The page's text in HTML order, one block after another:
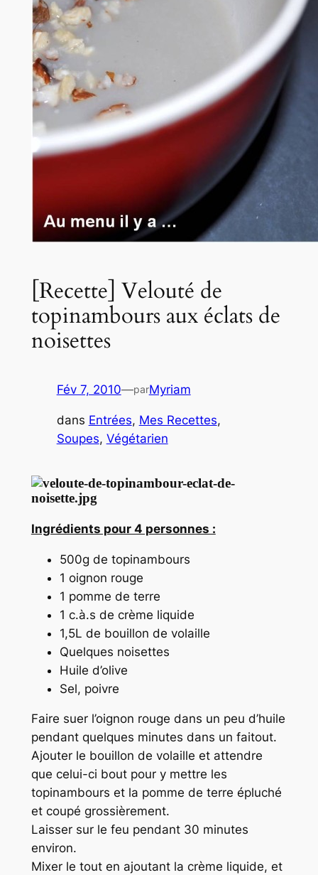
[Recette] Velouté de
topinambours aux éclats de
noisettes
Fév 7, 2010—parMyriam
dans Entrées, Mes Recettes
Soupes, Végétarien
Ingrédients pour 4 personnes :
500g de topinambours
1 oignon rouge
1 pomme de terre
1 c.à.s de crème liquide
1,5L de bouillon de volaille
Quelques noisettes
Huile d’olive
Sel, poivre
Faire suer l’oignon rouge dans un peu d’huile
pendant quelques minutes dans un faitout.
Ajouter le bouillon de volaille et attendre
que celui-ci bout pour y mettre les
topinambours et la pomme de terre épluché
et coupé grossièrement.
Laisser sur le feu pendant 30 minutes
environ.
Mixer le tout en ajoutant la crème liquide, et